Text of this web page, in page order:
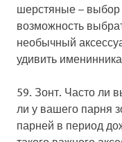
шерстяные – выбор
возможность
необычный
удивить именинника.
59. Зонт. Часто ли
ли у вашего парня
парней в период